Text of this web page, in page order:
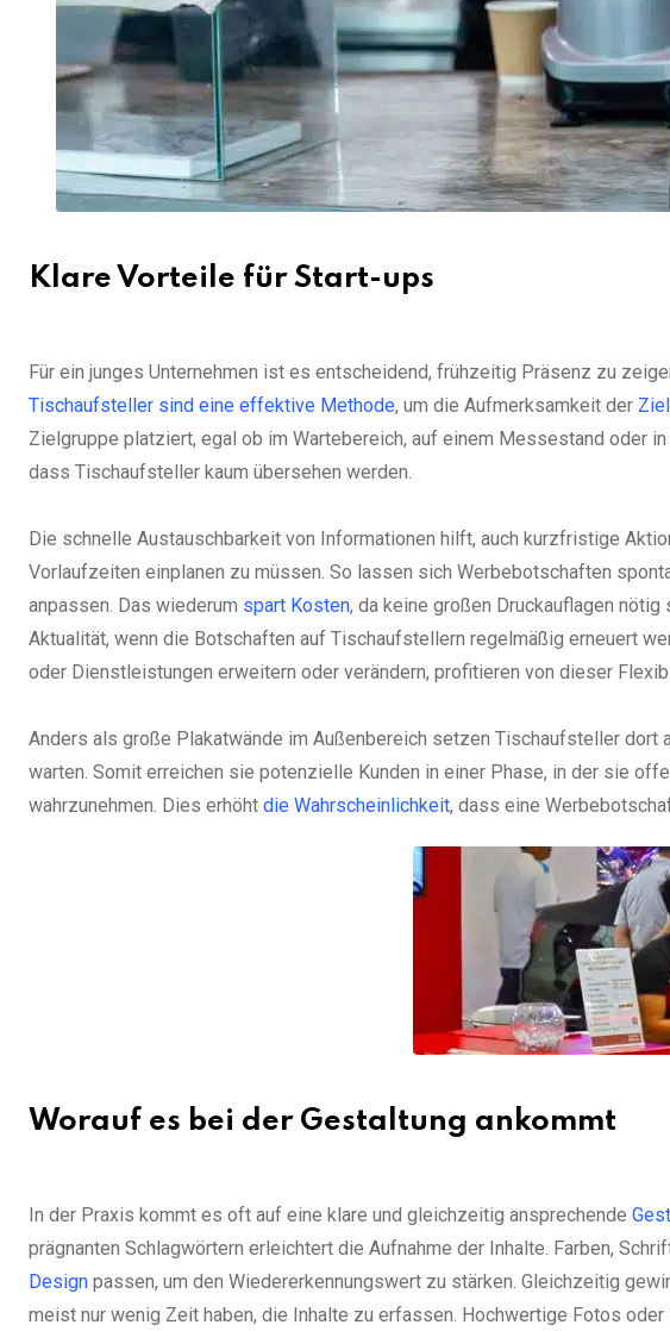
Klare Vorteile für Start-ups
Für ein junges Unternehmen ist es entscheidend, frühzeitig Präsenz zu
Tischaufsteller sind eine effektive Methode, um die Aufmerksamkeit der
Zielgruppe platziert, egal ob im Wartebereich, auf einem Messestand oder
dass Tischaufsteller kaum übersehen werden.
Die schnelle Austauschbarkeit von Informationen hilft, auch kurzfristige
Vorlaufzeiten einplanen zu müssen. So lassen sich Werbebotschaften
anpassen. Das wiederum spart Kosten, da keine großen Druckauflagen
Aktualität, wenn die Botschaften auf Tischaufstellern regelmäßig erneuert
oder Dienstleistungen erweitern oder verändern, profitieren von dieser
Anders als große Plakatwände im Außenbereich setzen Tischaufsteller dort
warten. Somit erreichen sie potenzielle Kunden in einer Phase, in der sie
wahrzunehmen. Dies erhöht die Wahrscheinlichkeit, dass eine
Worauf es bei der Gestaltung ankommt
In der Praxis kommt es oft auf eine klare und gleichzeitig ansprechende
prägnanten Schlagwörtern erleichtert die Aufnahme der Inhalte. Farben,
Design passen, um den Wiedererkennungswert zu stärken. Gleichzeitig
meist nur wenig Zeit haben, die Inhalte zu erfassen. Hochwertige Fotos